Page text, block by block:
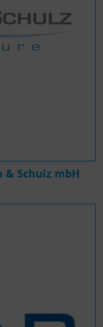
Schulz mbH